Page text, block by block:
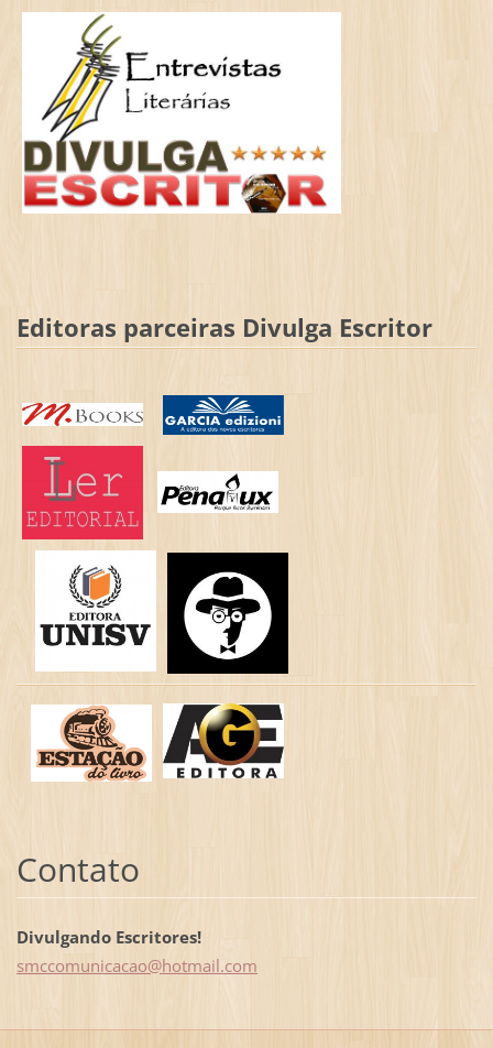
Editoras parceiras Divulga Escritor
Contato
Divulgando Escritores!
smccomunicacao@hotmail.com